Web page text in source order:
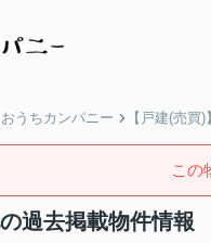
うちカンパニー 【戸建(売買
この
過去掲載物件情報